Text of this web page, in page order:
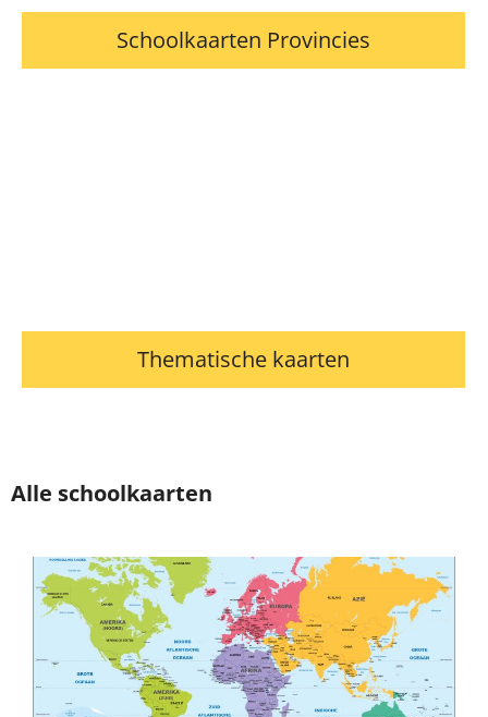
Schoolkaarten Provincies
Thematische kaarten
Alle schoolkaarten